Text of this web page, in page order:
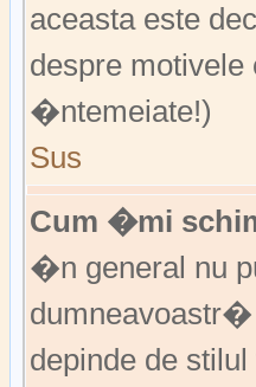
aceasta este
despre
�ntemeiate!)
Sus
Cum �mi
�n general nu
depinde de